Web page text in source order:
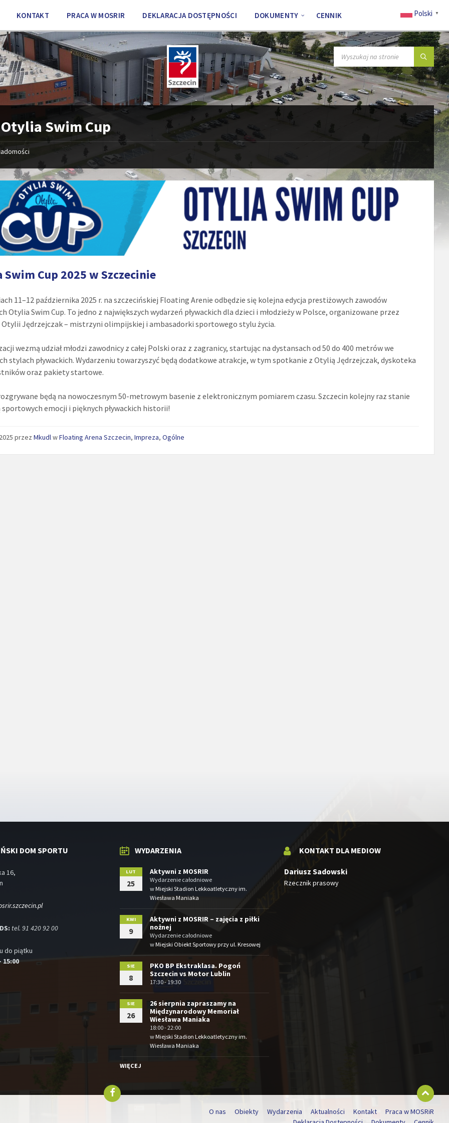
KONTAKT PRACA W MOSRIR DEKLARACJA DOSTĘPNOŚCI DOKUMENTY CENNIK
SZUKAJ:
Otylia Swim Cup
Cup 2025 w Szczecinie
11–12 października 2025 r. na szczecińskiej Floating Arenie odbędzie się kolejna edycja prestiżowych zawodów
Otylia Swim Cup. To jedno z największych wydarzeń pływackich dla dzieci i młodzieży w Polsce, organizowane przez
Otylii Jędrzejczak – mistrzyni olimpijskiej i ambasadorki sportowego stylu życia.
wezmą udział młodzi zawodnicy z całej Polski oraz z zagranicy, startując na dystansach od 50 do 400 metrów we
stylach pływackich. Wydarzeniu towarzyszyć będą dodatkowe atrakcje, w tym spotkanie z Otylią Jędrzejczak, dyskoteka
oraz pakiety startowe.
będą na nowoczesnym 50-metrowym basenie z elektronicznym pomiarem czasu. Szczecin kolejny raz stanie
sportowych emocji i pięknych pływackich historii!
przezMkudlwFloating Arena Szczecin,Impreza,Ogólne
DOM SPORTU
16,
tel. 91 420 92 00
do piątku
15:00
WYDARZENIA
LUT
25
Aktywni z MOSRIR
Wydarzenie całodniowe
wMiejski Stadion Lekkoatletyczny im.
Wiesława Maniaka
KWI
9
Aktywni z MOSRIR – zajęcia z piłki
nożnej
Wydarzenie całodniowe
wMiejski Obiekt Sportowy przy ul. Kresowej
SIE
8
PKO BP Ekstraklasa. Pogoń
Szczecin vs Motor Lublin
17:30 - 19:30
SIE
26
26 sierpnia zapraszamy na
Międzynarodowy Memoriał
Wiesława Maniaka
18:00 - 22:00
wMiejski Stadion Lekkoatletyczny im.
Wiesława Maniaka
WIĘCEJ
KONTAKT DLA MEDIOW
Dariusz Sadowski
Rzecznik prasowy
O nas Obiekty Wydarzenia Aktualności Kontakt
Praca w MOSRiR
Polski ▼